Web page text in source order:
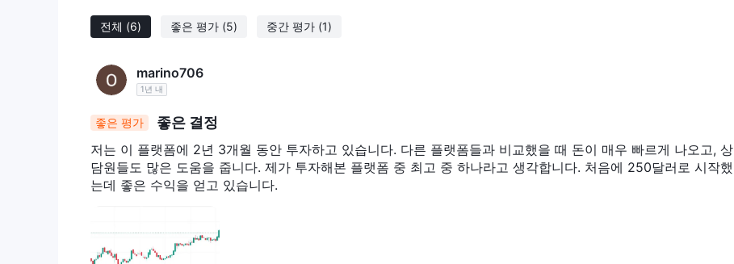
전체 (6) 좋은 평가 (5) 중간 평가 (1)
marino706
1년 내
좋은 평가 좋은 결정
저는 이 플랫폼에 2년 3개월 동안 투자하고 있습니다. 다른 플랫폼들과 비교했을 때 돈이 매우 빠르게 나오고, 상
담원들도 많은 도움을 줍니다. 제가 투자해본 플랫폼 중 최고 중 하나라고 생각합니다. 처음에 250달러로 시작했
는데 좋은 수익을 얻고 있습니다.